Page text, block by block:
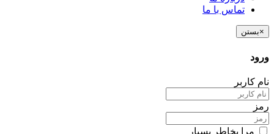
تماس با ما
×بستن
ورود
نام کاربر
رمز
مرا بخاطر بسپار